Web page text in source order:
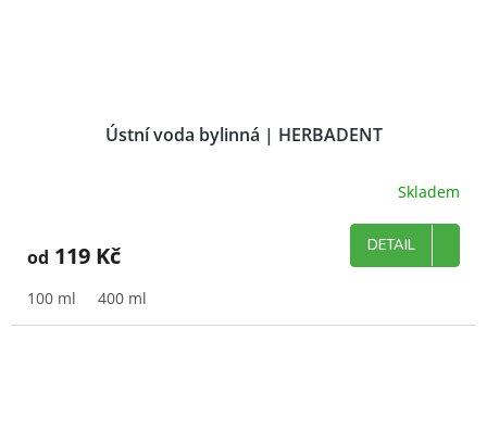
Ústní voda bylinná | HERBADENT
Skladem
od 119 Kč DETAIL
100 ml 400 ml